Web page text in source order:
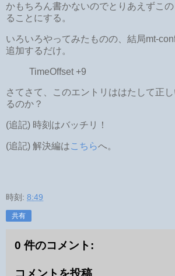
かもちろん書かないのでとりあえずこ
ることにする。
いろいろやってみたものの、結局mt-
追加するだけ。
TimeOffset +9
さてさて、このエントリははたして正
るのか？
(追記) 時刻はバッチリ！
(追記) 解決編はこちらへ。
時刻: 8:49
共有
0 件のコメント:
コメントを投稿